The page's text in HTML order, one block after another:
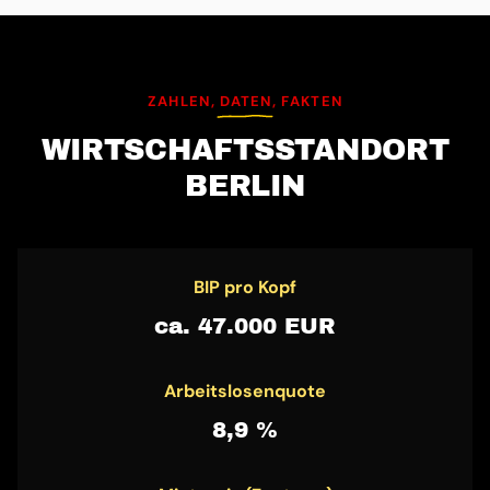
ZAHLEN, DATEN, FAKTEN
WIRTSCHAFTS­STANDORT
BERLIN
BIP pro Kopf
ca. 47.000 EUR
Arbeitslosenquote
8,9 %